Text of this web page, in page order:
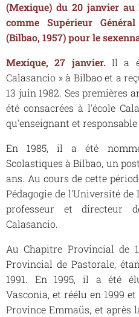
(Mexique) du 20 janvier au
comme Supérieur
(Bilbao, 1957) pour le
Mexique, 27 janvier. Il a
Calasancio » à Bilbao et a
13 juin 1982. Ses premières
été consacrées à l'école
qu'enseignant et
En 1985, il a été
Scolastiques à Bilbao, un
ans. Au cours de cette
Pédagogie de l'Université
professeur et directeur
Calasancio.
Au Chapitre Provincial de
Provincial de Pastorale,
1991. En 1995, il a été
Vasconia, et réélu en 1999
Province Emmaüs, et